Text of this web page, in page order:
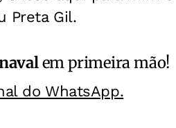
Preta Gil.
em primeira mão!
do WhatsApp.